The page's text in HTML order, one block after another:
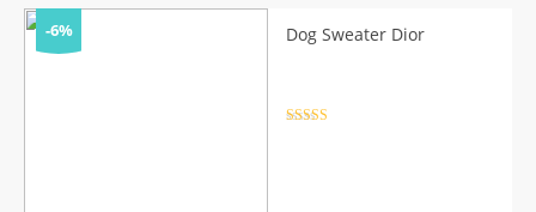
-6% Dog Sweater Dior